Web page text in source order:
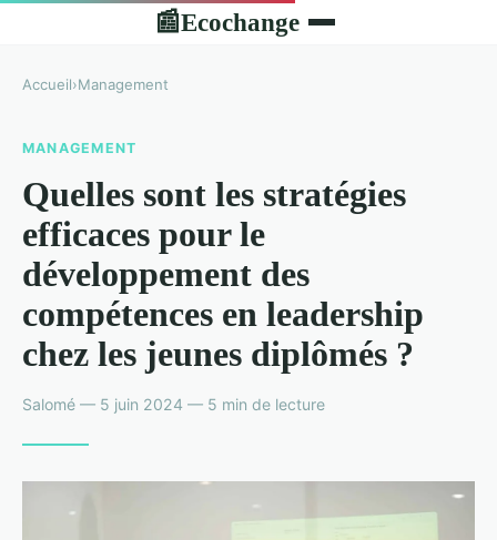
📰Ecochange
Accueil›Management
MANAGEMENT
Quelles sont les stratégies
efficaces pour le
développement des
compétences en leadership
chez les jeunes diplômés ?
Salomé — 5 juin 2024 — 5 min de lecture